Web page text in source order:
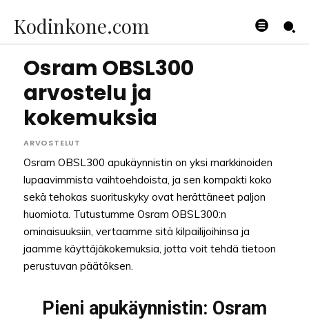
Kodinkone.com
Osram OBSL300
arvostelu ja
kokemuksia
ARVOSTELUT
Osram OBSL300 apukäynnistin on yksi markkinoiden
lupaavimmista vaihtoehdoista, ja sen kompakti koko
sekä tehokas suorituskyky ovat herättäneet paljon
huomiota. Tutustumme Osram OBSL300:n
ominaisuuksiin, vertaamme sitä kilpailijoihinsa ja
jaamme käyttäjäkokemuksia, jotta voit tehdä tietoon
perustuvan päätöksen.
Pieni apukäynnistin: Osram